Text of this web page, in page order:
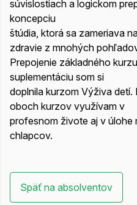
súvislostiach a logickom
koncepciu
štúdia, ktorá sa zameriava
zdravie z mnohých
Prepojenie základného
suplementáciu som si
doplnila kurzom Výživa
oboch kurzov využívam v
profesnom živote aj v úlohe
chlapcov.
Späť na absolventov